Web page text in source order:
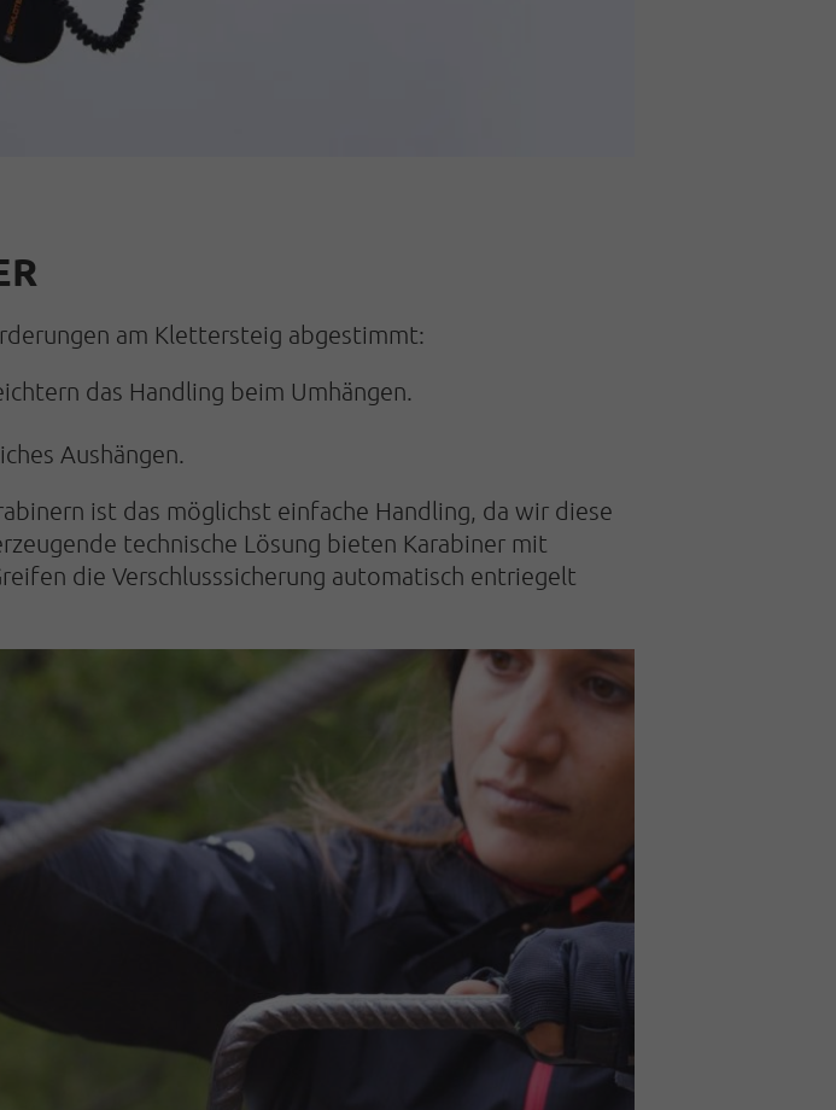
am Klettersteig abgestimmt:
das Handling beim Umhängen.
Aushängen.
ist das möglichst einfache Handling, da wir diese
technische Lösung bieten Kara­biner mit
die Verschluss­sicherung auto­matisch entriegelt